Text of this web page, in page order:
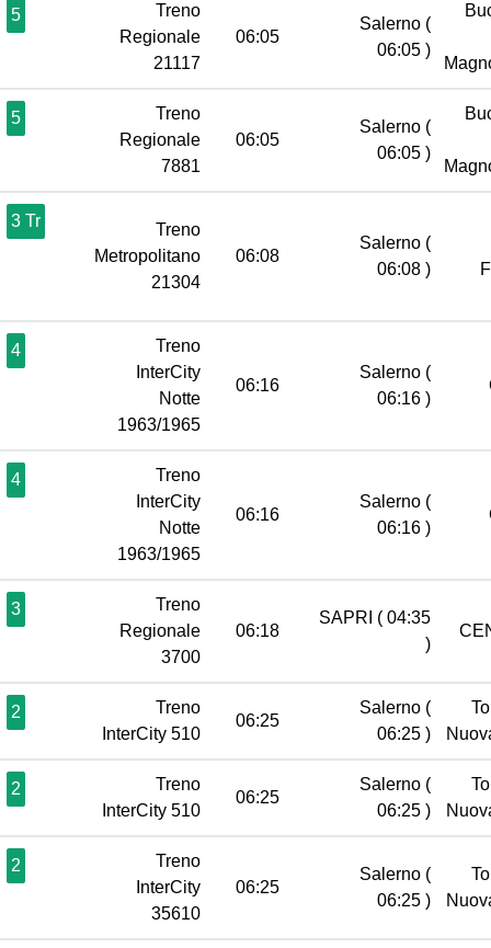
5
Treno
Regionale
21117
06:05
Salerno (
06:05 )
5
Treno
Regionale
7881
06:05
Salerno (
06:05 )
3 Tr
Treno
Metropolitano
21304
06:08
Salerno (
06:08 )
4
Treno
InterCity
Notte
1963/1965
06:16
Salerno (
06:16 )
4
Treno
InterCity
Notte
1963/1965
06:16
Salerno (
06:16 )
3
Treno
Regionale
3700
06:18
SAPRI ( 04:35
)
2
Treno
InterCity 510
06:25
Salerno (
06:25 )
2
Treno
InterCity 510
06:25
Salerno (
06:25 )
2
Treno
InterCity
35610
06:25
Salerno (
06:25 )